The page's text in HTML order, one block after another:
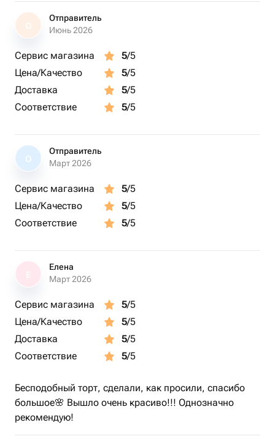
О
Отправитель
Июнь 2026
Сервис магазина 5/5
Цена/Качество
5/5
Доставка
5/5
Соответствие
5/5
О
Отправитель
Март 2026
Сервис магазина 5/5
Цена/Качество
5/5
Соответствие
5/5
Елена
Март 2026
Сервис магазина 5/5
Цена/Качество
5/5
Доставка
5/5
Соответствие
5/5
Бесподобный торт, сделали, как просили, спасибо
большое🌸 Вышло очень красиво!!! Однозначно
рекомендую!